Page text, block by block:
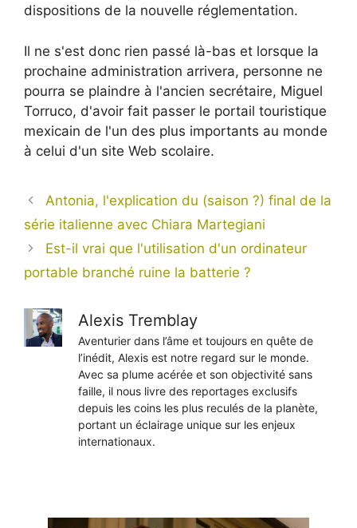
dispositions de la nouvelle réglementation.
Il ne s'est donc rien passé là-bas et lorsque la
prochaine administration arrivera, personne ne
pourra se plaindre à l'ancien secrétaire, Miguel
Torruco, d'avoir fait passer le portail touristique
mexicain de l'un des plus importants au monde
à celui d'un site Web scolaire.
Antonia, l'explication du (saison ?) final de la
série italienne avec Chiara Martegiani
Est-il vrai que l'utilisation d'un ordinateur
portable branché ruine la batterie ?
Alexis Tremblay
Aventurier dans l’âme et toujours en quête de
l’inédit, Alexis est notre regard sur le monde.
Avec sa plume acérée et son objectivité sans
faille, il nous livre des reportages exclusifs
depuis les coins les plus reculés de la planète,
portant un éclairage unique sur les enjeux
internationaux.